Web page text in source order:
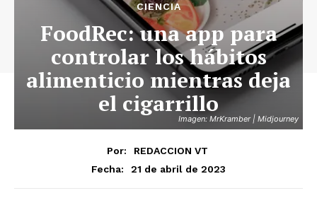
Imagen: MrKramber | Midjourney
CIENCIA
FoodRec: una app para
controlar los hábitos
alimenticio mientras deja
el cigarrillo
Por:
REDACCION VT
Fecha:
21 de abril de 2023